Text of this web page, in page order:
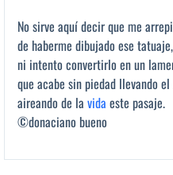
No sirve aquí decir que me
de haberme dibujado ese tatuaje,
ni intento convertirlo en un
que acabe sin piedad llevando
aireando de la vida este pasaje.
©donaciano bueno